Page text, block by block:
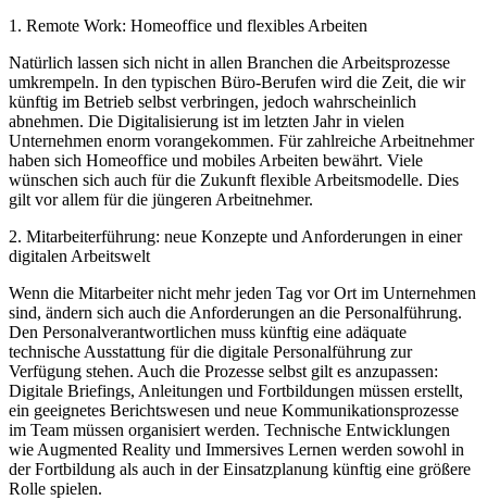
1. Remote Work: Homeoffice und flexibles Arbeiten
Natürlich lassen sich nicht in allen Branchen die Arbeitsprozesse
umkrempeln. In den typischen Büro-Berufen wird die Zeit, die wir
künftig im Betrieb selbst verbringen, jedoch wahrscheinlich
abnehmen. Die Digitalisierung ist im letzten Jahr in vielen
Unternehmen enorm vorangekommen. Für zahlreiche Arbeitnehmer
haben sich Homeoffice und mobiles Arbeiten bewährt. Viele
wünschen sich auch für die Zukunft flexible Arbeitsmodelle. Dies
gilt vor allem für die jüngeren Arbeitnehmer.
2. Mitarbeiterführung: neue Konzepte und Anforderungen in einer
digitalen Arbeitswelt
Wenn die Mitarbeiter nicht mehr jeden Tag vor Ort im Unternehmen
sind, ändern sich auch die Anforderungen an die Personalführung.
Den Personalverantwortlichen muss künftig eine adäquate
technische Ausstattung für die digitale Personalführung zur
Verfügung stehen. Auch die Prozesse selbst gilt es anzupassen:
Digitale Briefings, Anleitungen und Fortbildungen müssen erstellt,
ein geeignetes Berichtswesen und neue Kommunikationsprozesse
im Team müssen organisiert werden. Technische Entwicklungen
wie Augmented Reality und Immersives Lernen werden sowohl in
der Fortbildung als auch in der Einsatzplanung künftig eine größere
Rolle spielen.